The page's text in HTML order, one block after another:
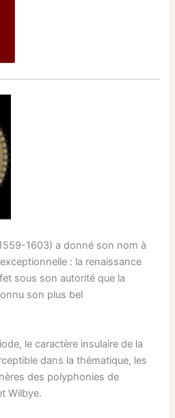
1603) a donné son nom à
: la renaissance
sous son autorité que la
son plus bel
le caractère insulaire de la
dans la thématique, les
des polyphonies de
Wilbye.